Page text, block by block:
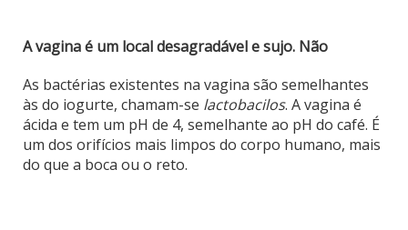
A vagina é um local desagradável e sujo. Não
As bactérias existentes na vagina são semelhantes
às do iogurte, chamam-se lactobacilos. A vagina é
ácida e tem um pH de 4, semelhante ao pH do café. É
um dos orifícios mais limpos do corpo humano, mais
do que a boca ou o reto.